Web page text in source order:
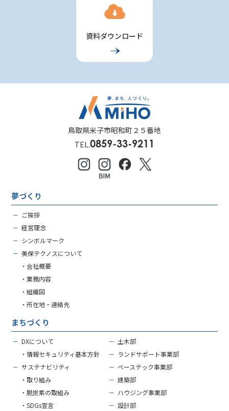
資料ダウンロード
鳥取県米子市昭和町２５番地
TEL.0859-33-9211
夢づくり
－ ご挨拶
－経営理念
－ シンボルマーク
－美保テクノスについて
・会社概要
・業務内容
・組織図
・所在地・連絡先
まちづくり
－DXについて － 土木部
・情報セキュリティ基本方針
－ ランドサポート事業部
－サステナビリティ － ベーステック事業部
・取り組み
－建築部
・脱炭素の取組み
－ ハウジング事業部
・SDGs宣言
－設計部